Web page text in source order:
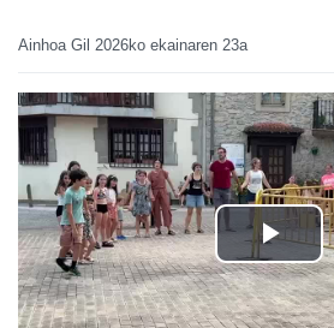
Ainhoa Gil 2026ko ekainaren 23a